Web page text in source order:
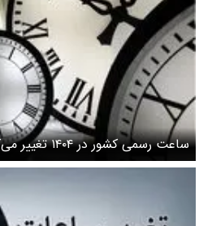
ساعت رسمی کشور در ۱۴۰۴ تغییر می‌کند؟